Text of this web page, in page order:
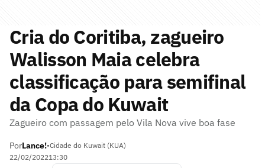
Cria do Coritiba, zagueiro
Walisson Maia celebra
classificação para semifinal
da Copa do Kuwait
Zagueiro com passagem pelo Vila Nova vive boa fase
PorLance!•Cidade do Kuwait (KUA)
22/02/202213:30